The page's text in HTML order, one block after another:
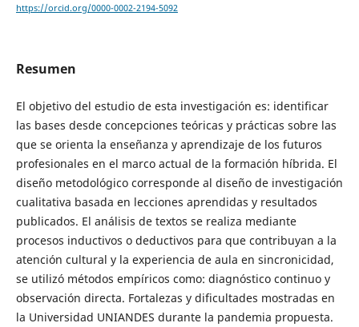
https://orcid.org/0000-0002-2194-5092
Resumen
El objetivo del estudio de esta investigación es: identificar
las bases desde concepciones teóricas y prácticas sobre las
que se orienta la enseñanza y aprendizaje de los futuros
profesionales en el marco actual de la formación híbrida. El
diseño metodológico corresponde al diseño de investigación
cualitativa basada en lecciones aprendidas y resultados
publicados. El análisis de textos se realiza mediante
procesos inductivos o deductivos para que contribuyan a la
atención cultural y la experiencia de aula en sincronicidad,
se utilizó métodos empíricos como: diagnóstico continuo y
observación directa. Fortalezas y dificultades mostradas en
la Universidad UNIANDES durante la pandemia propuesta.